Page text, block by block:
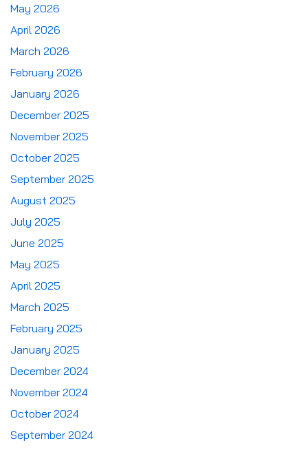
May 2026
April 2026
March 2026
February 2026
January 2026
December 2025
November 2025
October 2025
September 2025
August 2025
July 2025
June 2025
May 2025
April 2025
March 2025
February 2025
January 2025
December 2024
November 2024
October 2024
September 2024